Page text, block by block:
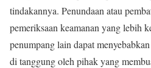
tindakannya. Penundaan atau
pemeriksaan keamanan yang lebih
penumpang lain dapat
di tanggung oleh pihak yang